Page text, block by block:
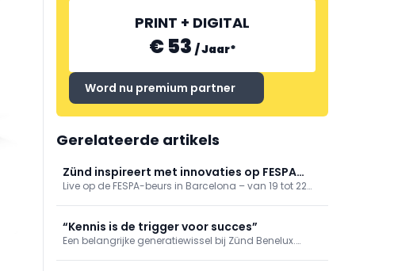
PRINT + DIGITAL
€ 53 /Jaar*
Word nu premium partner
Gerelateerde artikels
Zünd inspireert met innovaties op FESPA
Barcelona
Live op de FESPA-beurs in Barcelona – van 19 tot 22
Benelux zijn daar aanwezig om u bij te praten.
“Kennis is de trigger voor succes”
Een belangrijke generatiewissel bij Zünd Benelux.